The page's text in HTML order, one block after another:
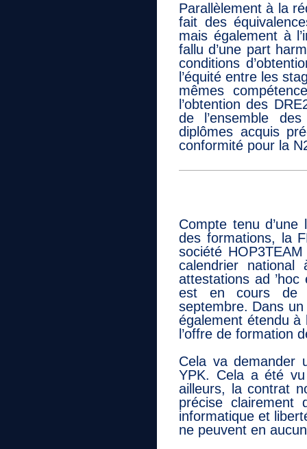
Parallèlement à la
fait des
mais également à
fallu d’une part
conditions
l’équité entre les
mêmes
l’obtention des
de l’ensemble
diplômes acquis
conformité pour la
Compte tenu
des formations, la
société
calendrier
attestations ad
est en cours de
septembre. Dans
également étendu à
l’offre de formation
Cela va demander
YPK. Cela a été
ailleurs, la contrat
précise clairement
informatique et
ne peuvent en